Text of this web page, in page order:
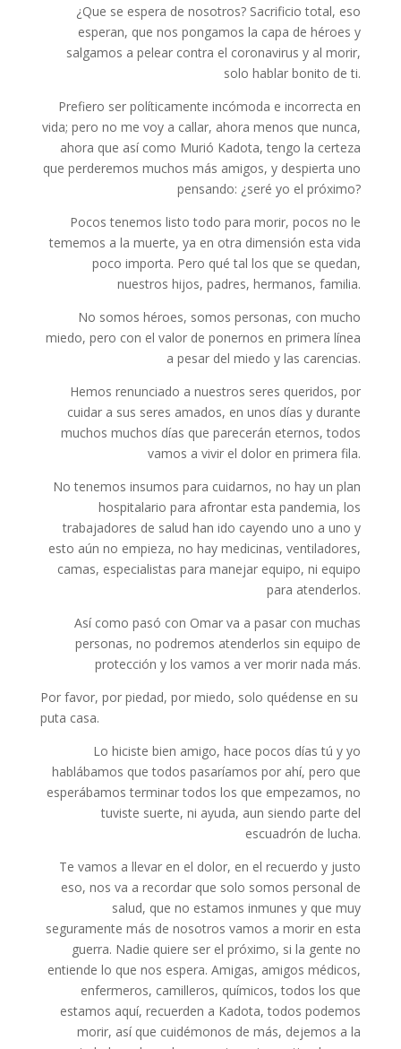
¿Que se espera de nosotros? Sacrificio total, eso
esperan, que nos pongamos la capa de héroes y
salgamos a pelear contra el coronavirus y al morir,
solo hablar bonito de ti.
Prefiero ser políticamente incómoda e incorrecta en
vida; pero no me voy a callar, ahora menos que nunca,
ahora que así como Murió Kadota, tengo la certeza
que perderemos muchos más amigos, y despierta uno
pensando: ¿seré yo el próximo?
Pocos tenemos listo todo para morir, pocos no le
tememos a la muerte, ya en otra dimensión esta vida
poco importa. Pero qué tal los que se quedan,
nuestros hijos, padres, hermanos, familia.
No somos héroes, somos personas, con mucho
miedo, pero con el valor de ponernos en primera línea
a pesar del miedo y las carencias.
Hemos renunciado a nuestros seres queridos, por
cuidar a sus seres amados, en unos días y durante
muchos muchos días que parecerán eternos, todos
vamos a vivir el dolor en primera fila.
No tenemos insumos para cuidarnos, no hay un plan
hospitalario para afrontar esta pandemia, los
trabajadores de salud han ido cayendo uno a uno y
esto aún no empieza, no hay medicinas, ventiladores,
camas, especialistas para manejar equipo, ni equipo
para atenderlos.
Así como pasó con Omar va a pasar con muchas
personas, no podremos atenderlos sin equipo de
protección y los vamos a ver morir nada más.
Por favor, por piedad, por miedo, solo quédense en su
puta casa.
Lo hiciste bien amigo, hace pocos días tú y yo
hablábamos que todos pasaríamos por ahí, pero que
esperábamos terminar todos los que empezamos, no
tuviste suerte, ni ayuda, aun siendo parte del
escuadrón de lucha.
Te vamos a llevar en el dolor, en el recuerdo y justo
eso, nos va a recordar que solo somos personal de
salud, que no estamos inmunes y que muy
seguramente más de nosotros vamos a morir en esta
guerra. Nadie quiere ser el próximo, si la gente no
entiende lo que nos espera. Amigas, amigos médicos,
enfermeros, camilleros, químicos, todos los que
estamos aquí, recuerden a Kadota, todos podemos
morir, así que cuidémonos de más, dejemos a la